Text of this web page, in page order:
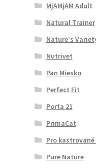
MjAMjAM Adult
Natural Trainer
Nature's
Nutrivet
Pan Miesko
Perfect Fit
Porta 21
PrimaCat
Pro kastrované
Pure Nature